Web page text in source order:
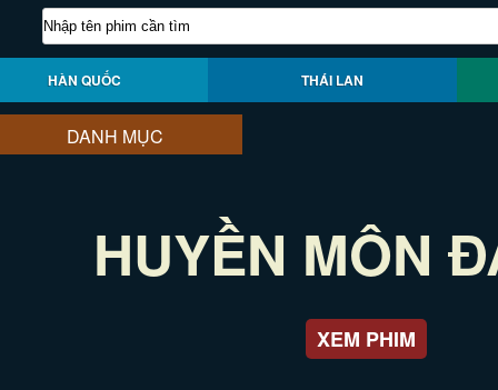
HÀN QUỐC THÁI LAN
DANH MỤC
HUYỀN MÔN
XEM PHIM